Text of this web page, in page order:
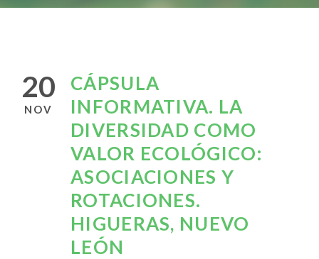
20
NOV
CÁPSULA
INFORMATIVA. LA
DIVERSIDAD COMO
VALOR ECOLÓGICO:
ASOCIACIONES Y
ROTACIONES.
HIGUERAS, NUEVO
LEÓN